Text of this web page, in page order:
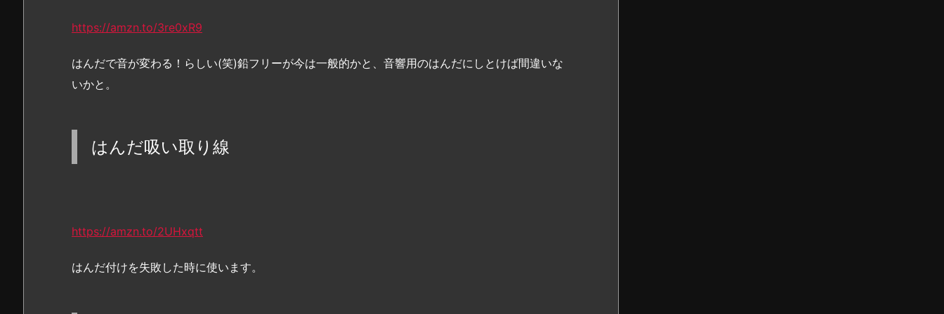
https://amzn.to/3re0xR9
はんだで音が変わる！らしい(笑)鉛フリーが今は一般的かと、音響用のはんだにしとけば間違いな
いかと。
はんだ吸い取り線
https://amzn.to/2UHxqtt
はんだ付けを失敗した時に使います。